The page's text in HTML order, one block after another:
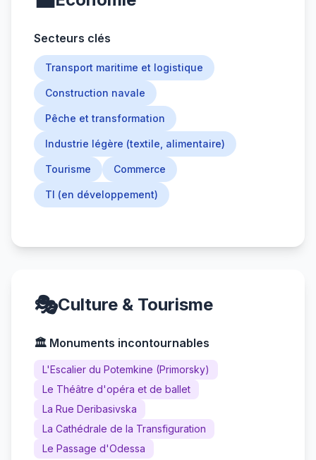
Secteurs clés
Transport maritime et logistique
Construction navale
Pêche et transformation
Industrie légère (textile, alimentaire)
Tourisme Commerce
TI (en développement)
🎭Culture & Tourisme
🏛️ Monuments incontournables
L'Escalier du Potemkine (Primorsky)
Le Théâtre d'opéra et de ballet
La Rue Deribasivska
La Cathédrale de la Transfiguration
Le Passage d'Odessa